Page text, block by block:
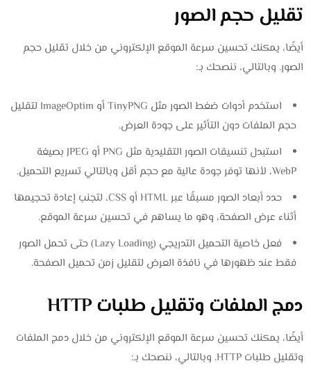
تقليل حجم الصور
أيضًا، يمكنك تحسين سرعة الموقع الإلكتروني من خلال تقليل حجم
الصور. وبالتالي، ننصحك بـ:
استخدم أدوات ضغط الصور مثل TinyPNG أو ImageOptim لتقليل
حجم الملفات دون التأثير على جودة العرض.
استبدل تنسيقات الصور التقليدية مثل PNG أو JPEG بصيغة
WebP، لأنها توفر جودة عالية مع حجم أقل وبالتالي تسريع التحميل.
حدد أبعاد الصور مسبقًا عبر HTML أو CSS، لتجنب إعادة تحجيمها
أثناء عرض الصفحة، وهو ما يساهم في تحسين سرعة الموقع.
فعل خاصية التحميل التدريجي (Lazy Loading) حتى تحمل الصور
فقط عند ظهورها في نافذة العرض لتقليل زمن تحميل الصفحة.
دمج الملفات وتقليل طلبات HTTP
أيضًا، يمكنك تحسين سرعة الموقع الإلكتروني من خلال دمج الملفات
وتقليل طلبات HTTP. وبالتالي، ننصحك بـ: